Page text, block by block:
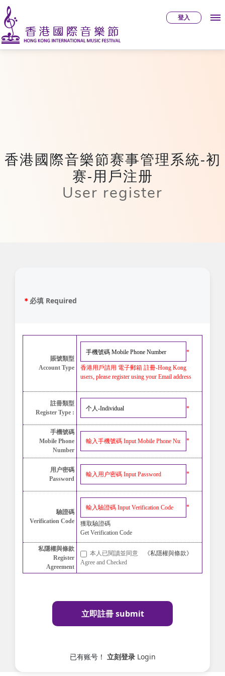
登入
香港國際音樂節赛事管理系統-初
赛-用戶注册
User register
＊ 必填 Required
賬號類型
Account Type
*
香港用戶請用 電子郵箱 註冊-Hong Kong
users, please register using your Email address
註冊類型
Register Type :
*
手機號碼
Mobile Phone
Number
*
用户密碼
Password
*
驗證碼
Verification Code
*
獲取驗證碼
Get Verification Code
私隱權與條款
Register
Agreement
本人已閱讀並同意
《私隱權與條款》
Agree and Checked
立即註冊 submit
已有账号！ 立刻登录 Login